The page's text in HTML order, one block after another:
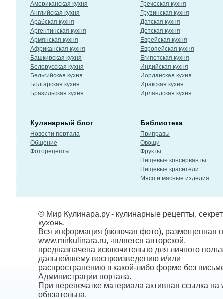
Американская кухня
Английская кухня
Арабская кухня
Аргентинская кухня
Армянская кухня
Африканская кухня
Башкирская кухня
Белорусская кухня
Бельгийская кухня
Болгарская кухня
Бразильская кухня
Греческая кухня
Грузинская кухня
Датская кухня
Детская кухня
Еврейская кухня
Европейская кухня
Египетская кухня
Индийская кухня
Иорданская кухня
Иракская кухня
Ирландская кухня
Кулинарный блог
Новости портала
Общение
Фоторецепты
Библиотека
Приправы
Овощи
Фрукты
Пищевые консерванты
Пищевые красители
Мясо и мясные изделия
© Мир Кулинара.ру - кулинарные рецепты,
кухонь.
Вся информация (включая фото), размещенная
www.mirkulinara.ru, является авторской,
предназначена исключительно для личного
дальнейшему воспроизведению и/или
распространению в какой-либо форме без
Администрации портала.
При перепечатке материала активная ссылка на
обязательна.